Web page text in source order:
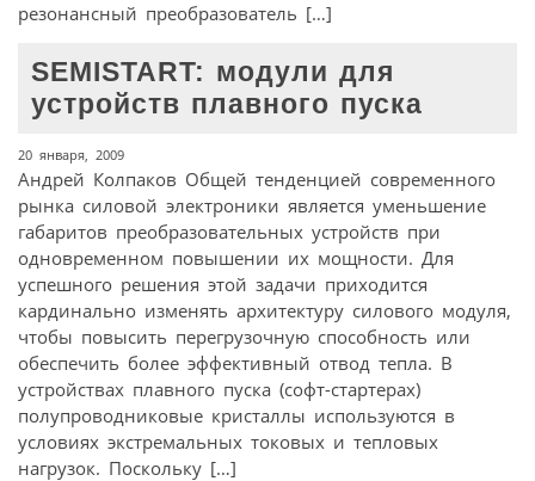
резонансный преобразователь […]
SEMISTART: модули для
устройств плавного пуска
20 января, 2009
Андрей Колпаков Общей тенденцией современного
рынка силовой электроники является уменьшение
габаритов преобразовательных устройств при
одновременном повышении их мощности. Для
успешного решения этой задачи приходится
кардинально изменять архитектуру силового модуля,
чтобы повысить перегрузочную способность или
обеспечить более эффективный отвод тепла. В
устройствах плавного пуска (софт-стартерах)
полупроводниковые кристаллы используются в
условиях экстремальных токовых и тепловых
нагрузок. Поскольку […]